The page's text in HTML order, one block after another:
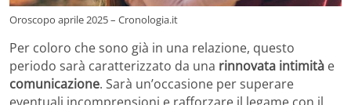
Oroscopo aprile 2025 – Cronologia.it
Per coloro che sono già in una relazione, questo
periodo sarà caratterizzato da una rinnovata intimità e
comunicazione. Sarà un’occasione per superare